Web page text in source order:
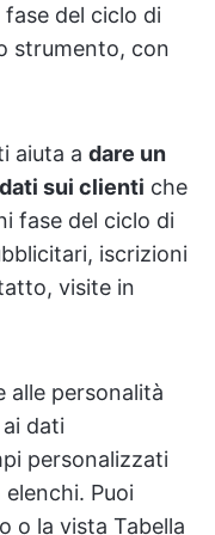
del ciclo di
strumento, con
aiuta a dare un
sui clienti che
fase del ciclo di
iscrizioni
visite in
alle personalità
dati
personalizzati
Puoi
o la vista Tabella